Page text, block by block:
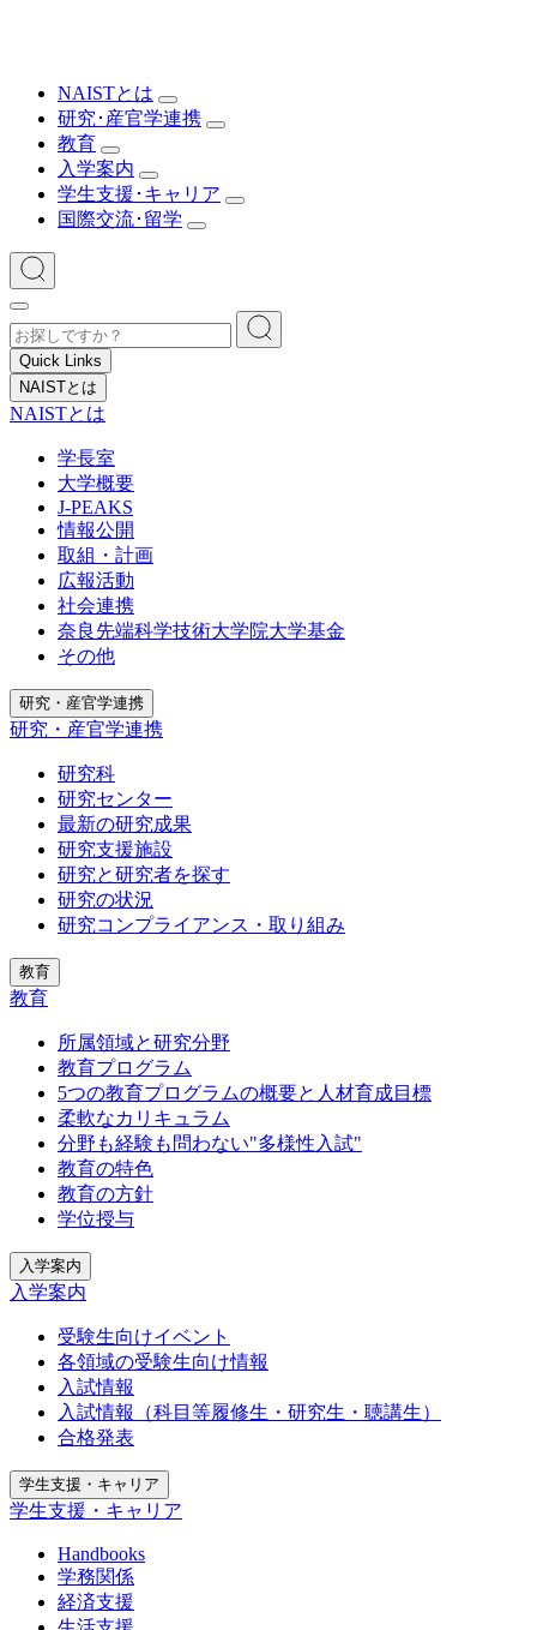
NAISTとは
研究･産官学連携
教育
入学案内
学生支援･キャリア
国際交流･留学
Quick Links
NAISTとは
NAISTとは
学長室
大学概要
J-PEAKS
情報公開
取組・計画
広報活動
社会連携
奈良先端科学技術大学院大学基金
その他
研究・産官学連携
研究・産官学連携
研究科
研究センター
最新の研究成果
研究支援施設
研究と研究者を探す
研究の状況
研究コンプライアンス・取り組み
教育
教育
所属領域と研究分野
教育プログラム
5つの教育プログラムの概要と人材育成目標
柔軟なカリキュラム
分野も経験も問わない"多様性入試"
教育の特色
教育の方針
学位授与
入学案内
入学案内
受験生向けイベント
各領域の受験生向け情報
入試情報
入試情報（科目等履修生・研究生・聴講生）
合格発表
学生支援・キャリア
学生支援・キャリア
Handbooks
学務関係
経済支援